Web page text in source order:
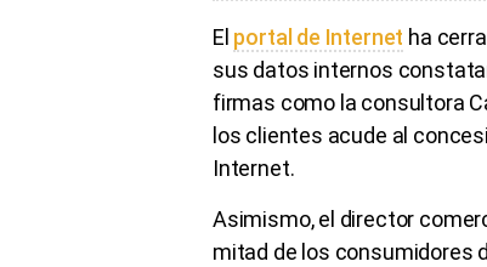
El portal de Internet ha
sus datos internos
firmas como la consultora
los clientes acude al
Internet.
Asimismo, el director
mitad de los consumidores